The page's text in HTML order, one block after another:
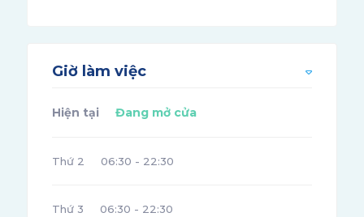
Giờ làm việc
Hiện tại Đang mở cửa
Thứ 2 06:30 - 22:30
Thứ 3 06:30 - 22:30